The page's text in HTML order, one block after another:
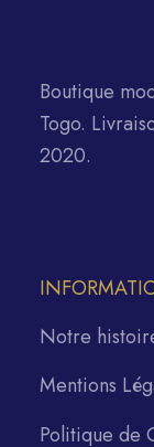
Boutique
Togo.
2020.
Notre
Mentions
Politique de